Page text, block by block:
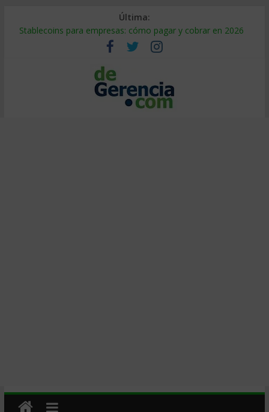
Última:
Stablecoins para empresas: cómo pagar y cobrar en 2026
Despido silencioso: qué es y por qué sale tan caro
IA en selección de personal: cómo auditarla a tiempo
Trabajo forzoso en la cadena de suministro: qué hacer
Mercado hispano de EE. UU.: cómo segmentarlo y venderle